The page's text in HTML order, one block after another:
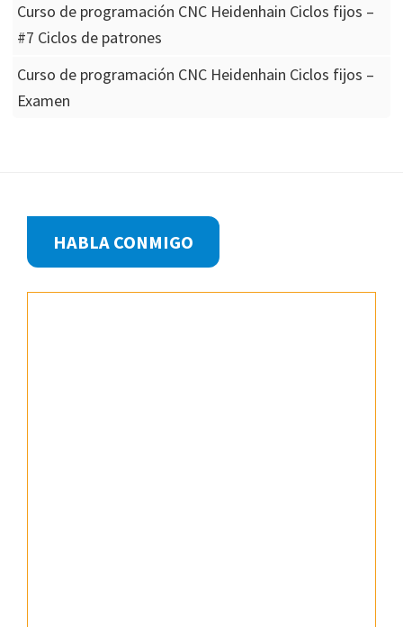
Curso de programación CNC Heidenhain Ciclos fijos –
#7 Ciclos de patrones
Curso de programación CNC Heidenhain Ciclos fijos –
Examen
FooterHABLA CONMIGO